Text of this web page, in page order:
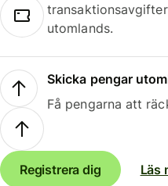
utomlands.
Skicka pengar
Få pengarna att
Registrera dig Läs